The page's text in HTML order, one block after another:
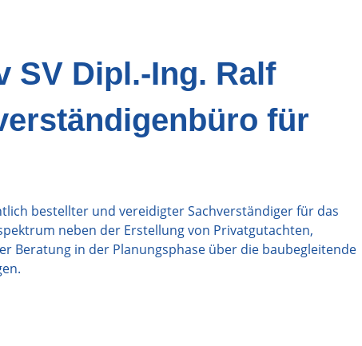
SV Dipl.-Ing. Ralf
für
bestellter und vereidigter Sachverständiger für das
neben der Erstellung von Privatgutachten,
Beratung in der Planungsphase über die baubegleitende